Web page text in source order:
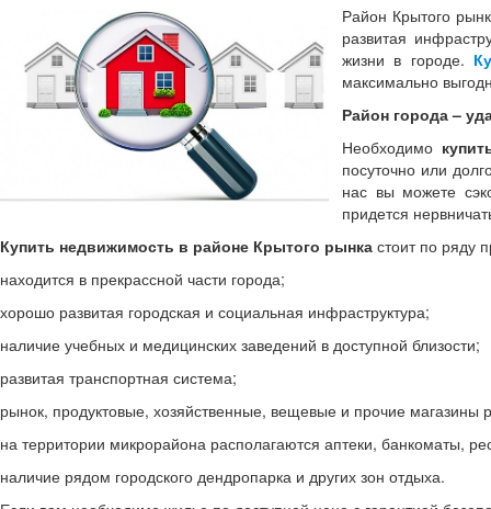
Район Крытого
развитая
жизни в городе.
максимально
Район города –
Необходимо
посуточно или
нас вы можете
придется
Купить недвижимость в районе Крытого рынка стоит по ряду
находится в прекрассной части города;
хорошо развитая городская и социальная инфраструктура;
наличие учебных и медицинских заведений в доступной близости;
развитая транспортная система;
рынок, продуктовые, хозяйственные, вещевые и прочие магазины
на территории микрорайона располагаются аптеки, банкоматы,
наличие рядом городского дендропарка и других зон отдыха.